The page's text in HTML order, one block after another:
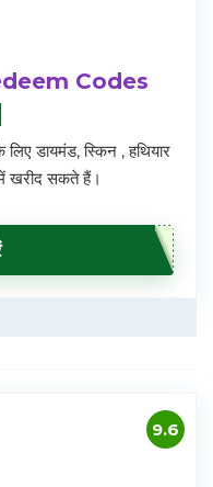
Codes
डायमंड, स्किन , हथियार
खरीद सकते हैं।
9.6